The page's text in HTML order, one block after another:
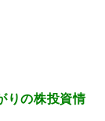
りの株投資情